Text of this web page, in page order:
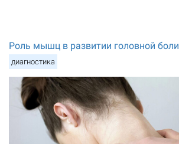
Роль мышц в развитии головной боли
диагностика